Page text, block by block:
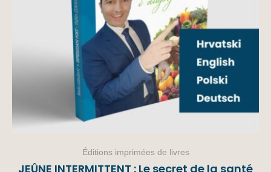
Éditions imprimées de livres
JEÛNE INTERMITTENT : Le secret de la santé